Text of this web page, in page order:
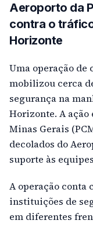
Aeroporto da
contra o
Horizonte
Uma operação de
mobilizou cerca
segurança na
Horizonte. A
Minas Gerais
decolados do
suporte às
A operação conta
instituições de
em diferentes